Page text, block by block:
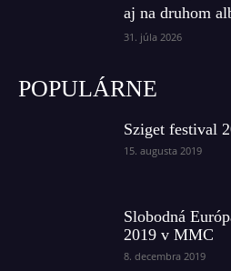
aj na druhom
31. júla 2026
POPULÁRNE
Sziget festival
15. augusta 2019
Slobodná
2019 v MMC
8. decembra 2019